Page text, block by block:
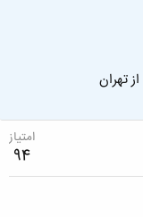
ازتهران
امتیاز
94